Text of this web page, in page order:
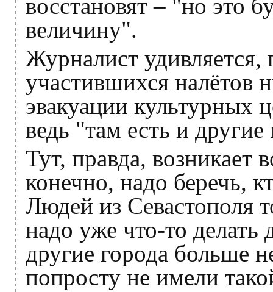
восстановят – "но это
величину".
Журналист удивляется,
участившихся налётов
эвакуации культурных
ведь "там есть и
Тут, правда,
конечно, надо беречь,
Людей из Севастополя
надо уже что-то делать
другие города больше
попросту не имели